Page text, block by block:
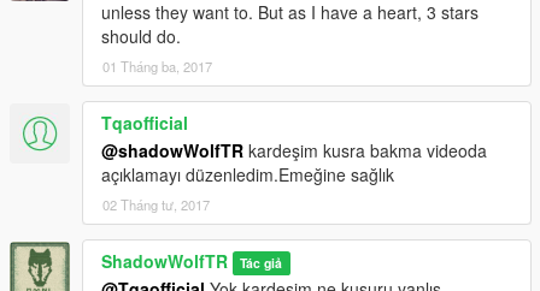
unless they want to. But as I have a heart, 3 stars
should do.
01 Tháng ba, 2017
Tqaofficial
@shadowWolfTR kardeşim kusra bakma videoda
açıklamayı düzenledim.Emeğine sağlık
02 Tháng tư, 2017
ShadowWolfTR Tác giả